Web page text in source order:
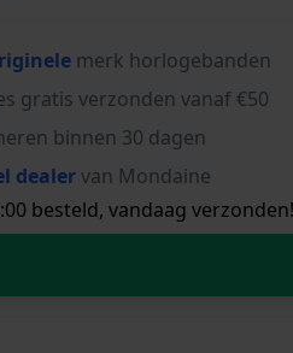
merk horlogebanden
gratis verzonden vanaf €50
binnen 30 dagen
dealervan Mondaine
besteld, vandaag verzonden!